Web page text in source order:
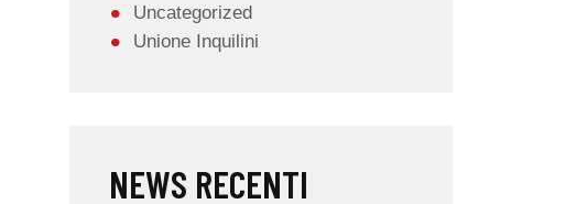
Uncategorized
Unione Inquilini
NEWS RECENTI